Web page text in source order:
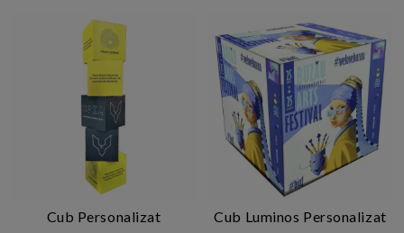
Cub Personalizat
Cub Luminos Personalizat